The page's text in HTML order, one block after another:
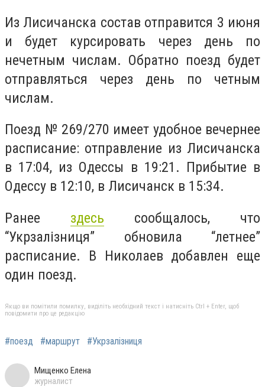
Из Лисичанска состав отправится 3 июня
и будет курсировать через день по
нечетным числам. Обратно поезд будет
отправляться через день по четным
числам.
Поезд № 269/270 имеет удобное вечернее
расписание: отправление из Лисичанска
в 17:04, из Одессы в 19:21. Прибытие в
Одессу в 12:10, в Лисичанск в 15:34.
Ранее здесь сообщалось, что
“Укрзалізниця” обновила “летнее”
расписание. В Николаев добавлен еще
один поезд.
Якщо ви помітили помилку, виділіть необхідний текст і натисніть Ctrl + Enter, щоб
повідомити про це редакцію
#поезд #маршрут #Укрзалізниця
Мищенко Елена
журналист